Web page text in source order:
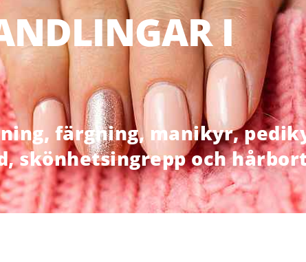
I
färgning, manikyr,
skönhetsingrepp och